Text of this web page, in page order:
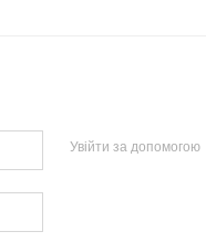
Увійти за допомогою